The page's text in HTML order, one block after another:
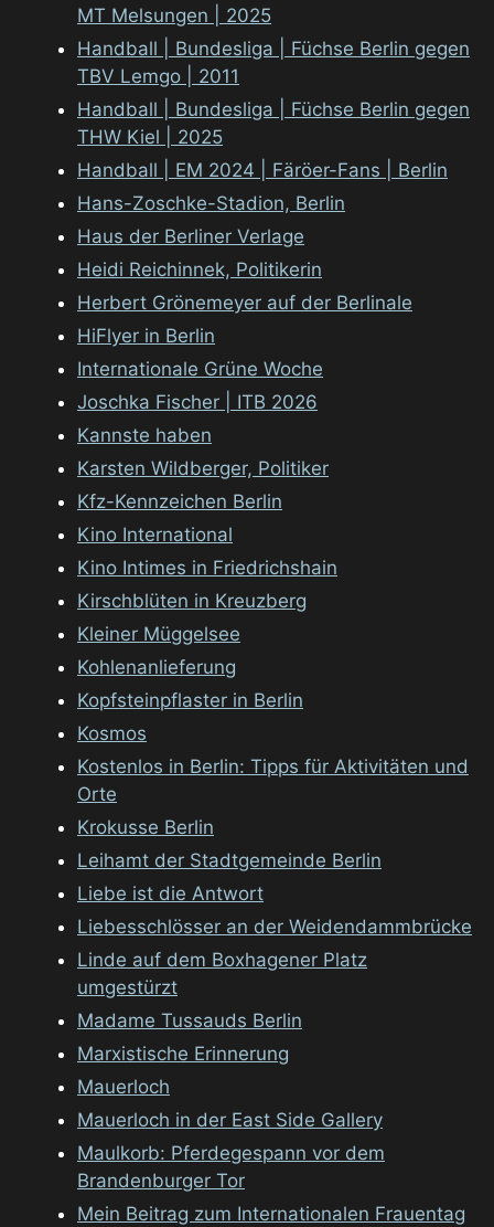
MT Melsungen | 2025
Handball | Bundesliga | Füchse Berlin gegen
TBV Lemgo | 2011
Handball | Bundesliga | Füchse Berlin gegen
THW Kiel | 2025
Handball | EM 2024 | Färöer-Fans | Berlin
Hans-Zoschke-Stadion, Berlin
Haus der Berliner Verlage
Heidi Reichinnek, Politikerin
Herbert Grönemeyer auf der Berlinale
HiFlyer in Berlin
Internationale Grüne Woche
Joschka Fischer | ITB 2026
Kannste haben
Karsten Wildberger, Politiker
Kfz-Kennzeichen Berlin
Kino International
Kino Intimes in Friedrichshain
Kirschblüten in Kreuzberg
Kleiner Müggelsee
Kohlenanlieferung
Kopfsteinpflaster in Berlin
Kosmos
Kostenlos in Berlin: Tipps für Aktivitäten und
Orte
Krokusse Berlin
Leihamt der Stadtgemeinde Berlin
Liebe ist die Antwort
Liebesschlösser an der Weidendammbrücke
Linde auf dem Boxhagener Platz
umgestürzt
Madame Tussauds Berlin
Marxistische Erinnerung
Mauerloch
Mauerloch in der East Side Gallery
Maulkorb: Pferdegespann vor dem
Brandenburger Tor
Mein Beitrag zum Internationalen Frauentag